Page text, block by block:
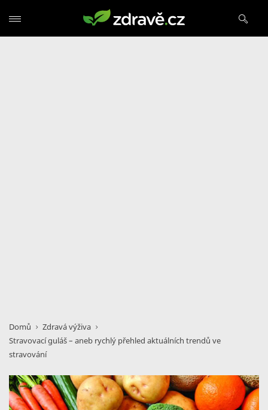
Domů
Zdravá výživa
Stravovací guláš – aneb rychlý přehled aktuálních trendů ve
stravování